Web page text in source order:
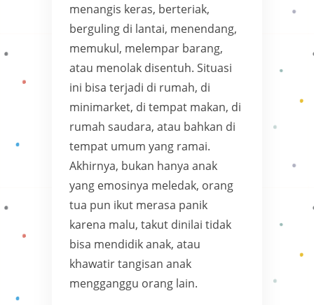
menangis keras, berteriak,
berguling di lantai, menendang,
memukul, melempar barang,
atau menolak disentuh. Situasi
ini bisa terjadi di rumah, di
minimarket, di tempat makan, di
rumah saudara, atau bahkan di
tempat umum yang ramai.
Akhirnya, bukan hanya anak
yang emosinya meledak, orang
tua pun ikut merasa panik
karena malu, takut dinilai tidak
bisa mendidik anak, atau
khawatir tangisan anak
mengganggu orang lain.